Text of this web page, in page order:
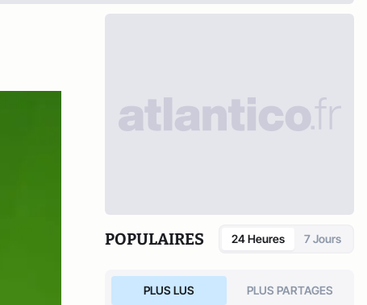
POPULAIRES 24 Heures 7 Jours
PLUS LUS PLUS PARTAGES